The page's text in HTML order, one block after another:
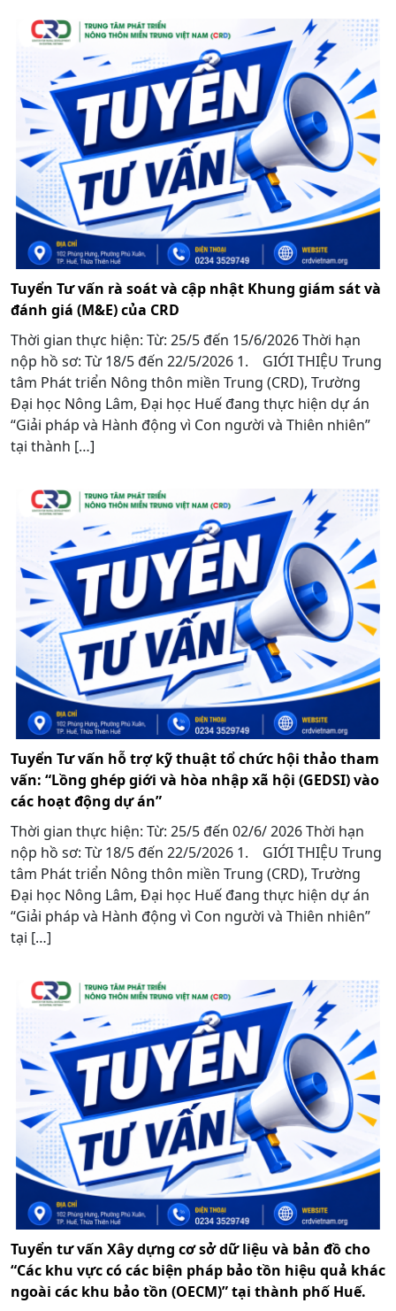
Tuyển Tư vấn rà soát và cập nhật Khung giám sát và
đánh giá (M&E) của CRD
Thời gian thực hiện: Từ: 25/5 đến 15/6/2026 Thời hạn
nộp hồ sơ: Từ 18/5 đến 22/5/2026 1. GIỚI THIỆU Trung
tâm Phát triển Nông thôn miền Trung (CRD), Trường
Đại học Nông Lâm, Đại học Huế đang thực hiện dự án
“Giải pháp và Hành động vì Con người và Thiên nhiên”
tại thành […]
Tuyển Tư vấn hỗ trợ kỹ thuật tổ chức hội thảo tham
vấn: “Lồng ghép giới và hòa nhập xã hội (GEDSI) vào
các hoạt động dự án”
Thời gian thực hiện: Từ: 25/5 đến 02/6/ 2026 Thời hạn
nộp hồ sơ: Từ 18/5 đến 22/5/2026 1. GIỚI THIỆU Trung
tâm Phát triển Nông thôn miền Trung (CRD), Trường
Đại học Nông Lâm, Đại học Huế đang thực hiện dự án
“Giải pháp và Hành động vì Con người và Thiên nhiên”
tại […]
Tuyển tư vấn Xây dựng cơ sở dữ liệu và bản đồ cho
“Các khu vực có các biện pháp bảo tồn hiệu quả khác
ngoài các khu bảo tồn (OECM)” tại thành phố Huế.